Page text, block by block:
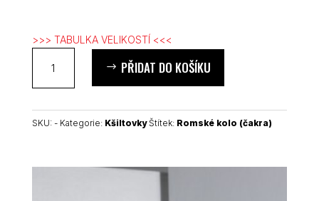
>>> TABULKA VELIKOSTÍ <<<
(červená
kšiltovka
PŘIDAT DO KOŠÍKU
SKU: - Kategorie: Kšiltovky Štítek: Romské kolo (čakra)